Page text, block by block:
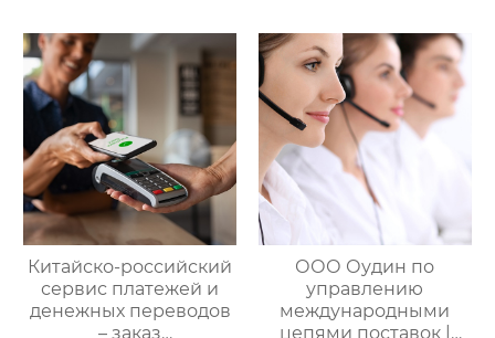
международными
цепями поставок
международными
цепями поставок
Китайско-российский
сервис платежей и
денежных переводов
– заказ
ООО Оудин по
управлению
международными
цепями поставок |